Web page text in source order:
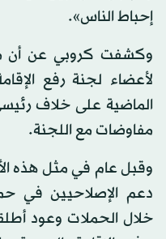
إحباط الناس».
وكشفت كروبي عن أن
لأعضاء لجنة رفع
الماضية على خلاف رئيسي
مفاوضات مع اللجنة.
وقبل عام في مثل هذه
دعم الإصلاحيين في